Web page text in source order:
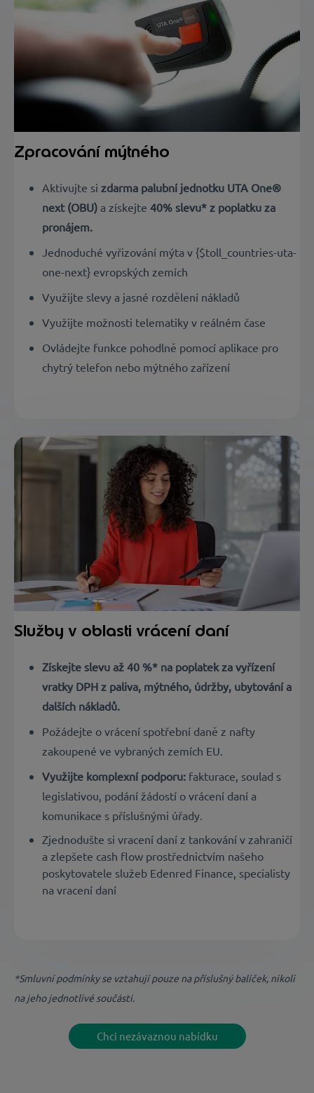
Zpracování mýtného
Aktivujte si zdarma palubní jednotku UTA One®
next (OBU) a získejte 40% slevu* z poplatku za
pronájem.
Jednoduché vyřizování mýta v {$toll_countries-uta-
one-next} evropských zemích
Využijte slevy a jasné rozdělení nákladů
Využijte možnosti telematiky v reálném čase
Ovládejte funkce pohodlně pomocí aplikace pro
chytrý telefon nebo mýtného zařízení
Služby v oblasti vrácení daní
Získejte slevu až 40 %* na poplatek za vyřízení
vratky DPH z paliva, mýtného, údržby, ubytování a
dalších nákladů.
Požádejte o vrácení spotřební daně z nafty
zakoupené ve vybraných zemích EU.
Využijte komplexní podporu: fakturace, soulad s
legislativou, podání žádostí o vrácení daní a
komunikace s příslušnými úřady.
Zjednodušte si vracení daní z tankování v zahraničí
a zlepšete cash flow prostřednictvím našeho
poskytovatele služeb Edenred Finance, specialisty
na vracení daní
*Smluvní podmínky se vztahují pouze na příslušný balíček, nikoli
na jeho jednotlivé součásti.
Chci nezávaznou nabídku